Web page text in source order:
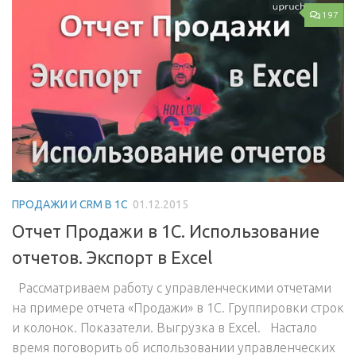
197
ПРОДАЖИ И CRM В 1С 01.12.2015
Отчет Продажи в 1С. Использование
отчетов. Экспорт в Excel
Рассматриваем работу с управленческими отчетами
на примере отчета «Продажи» в 1С. Группировки строк
и колонок. Показатели. Выгрузка в Excel. Настало
время поговорить об использовании управленческих